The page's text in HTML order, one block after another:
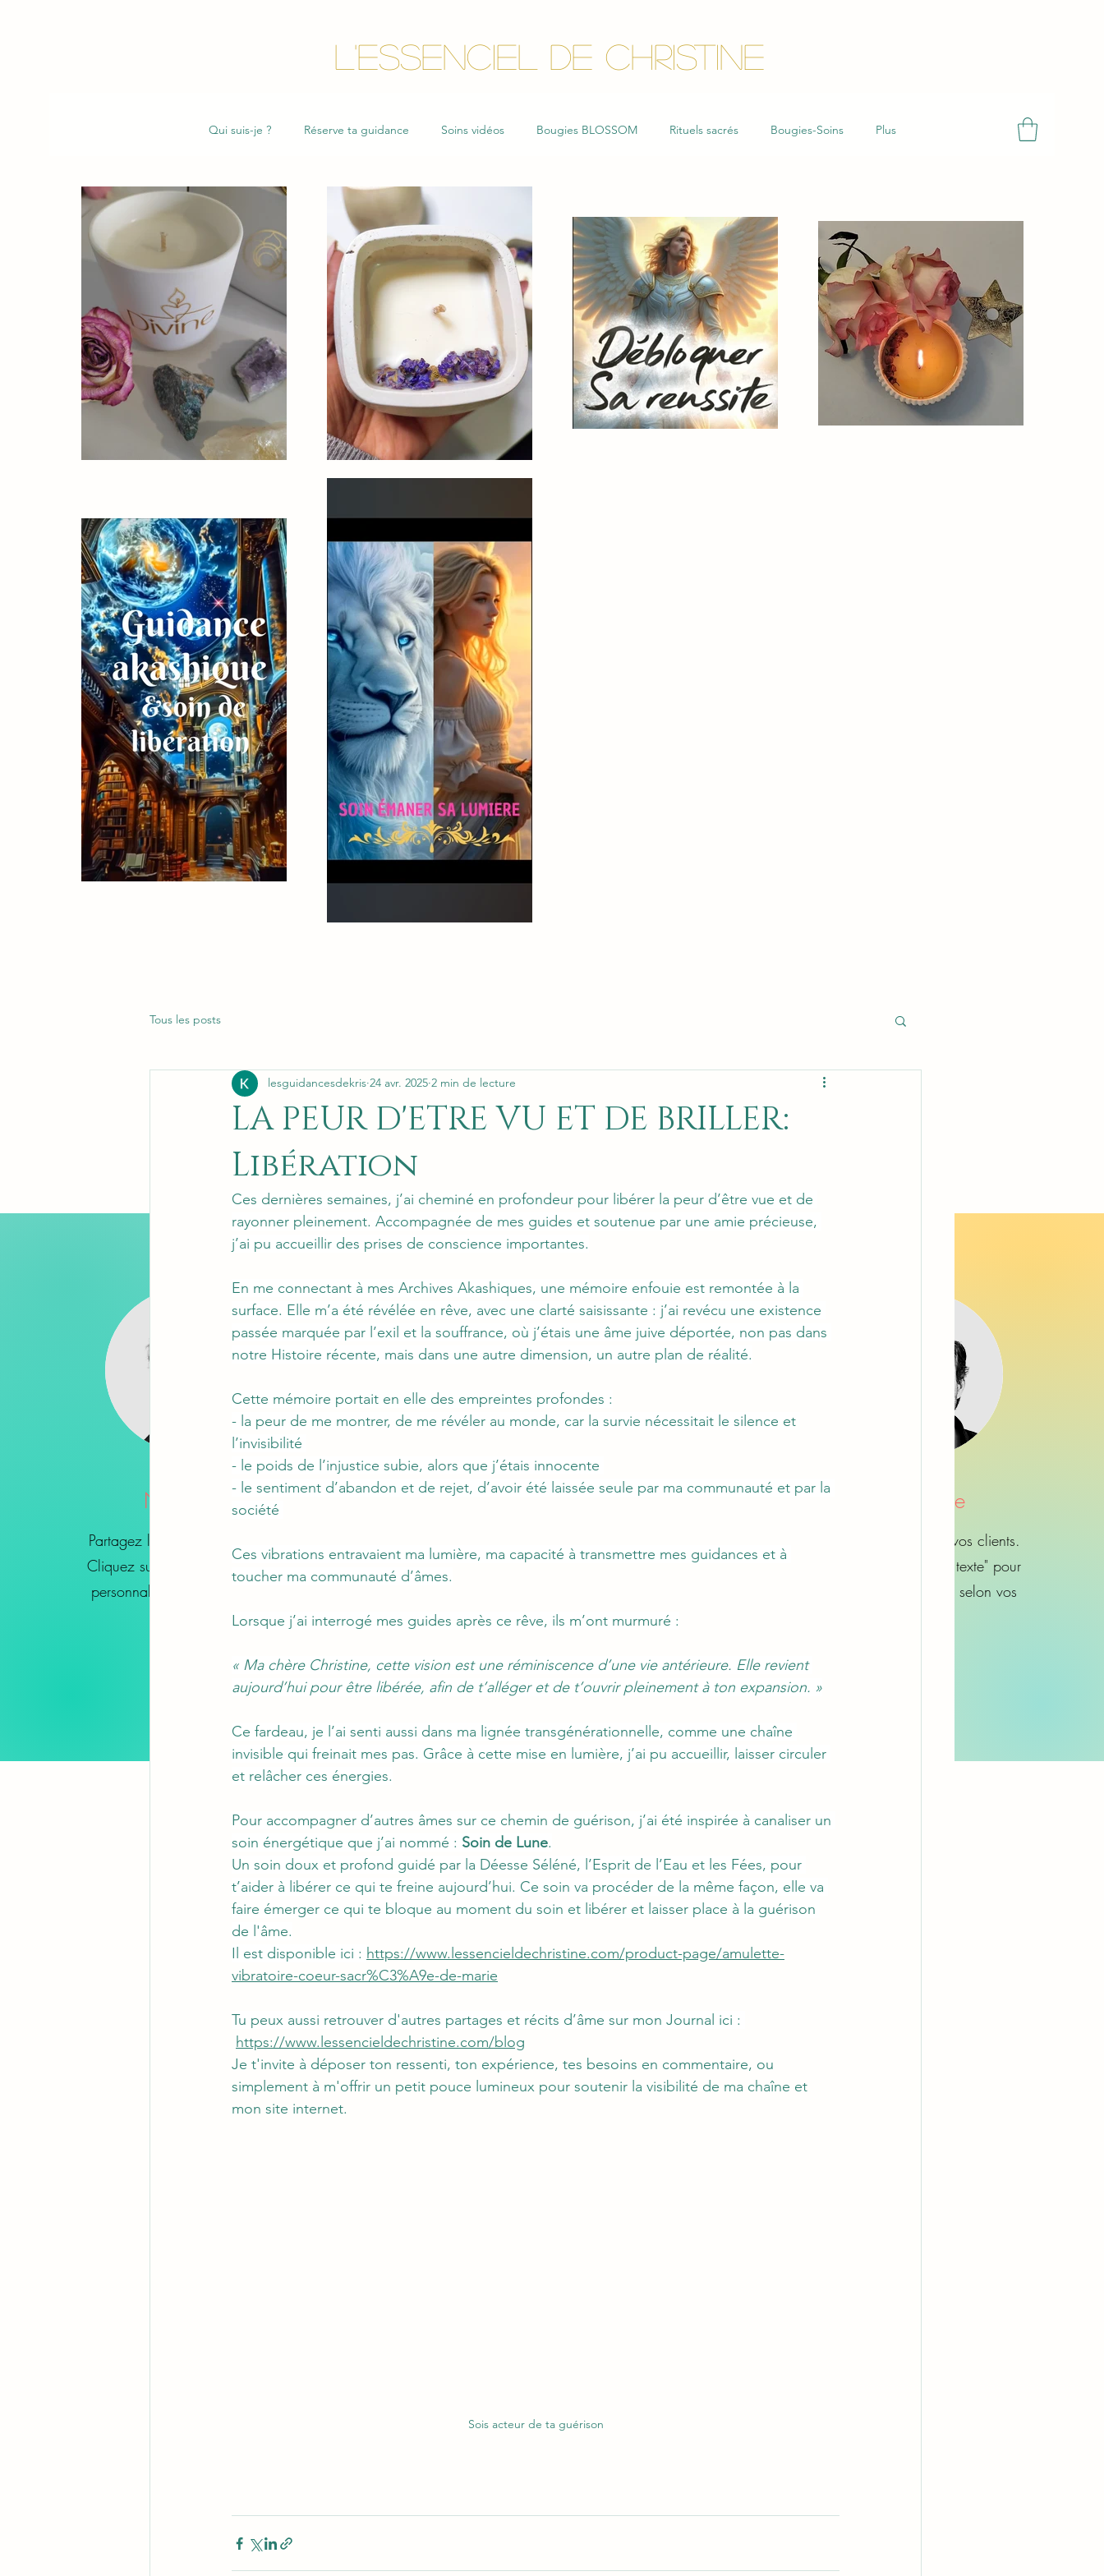
l'essenCIEL DE CHRISTINE
Qui suis-je ? Réserve ta guidance Soins vidéos Bougies BLOSSOM Rituels sacrés Bougies-Soins Plus
Nom, titre
Partagez les avis de vos clients.
Cliquez sur "Modifier texte" pour
personnaliser le texte selon vos
Nom, titre
Cliquez sur "Modifier texte" pour
envies.
Nom, titre
Partagez les avis de vos clients.
Cliquez sur "Modifier texte" pour
personnaliser le texte selon vos
Tous les posts
LA PEUR D'ETRE VU ET DE BRILLER:
Libération
lesguidancesdekris 24 avr. 2025 2 min de lecture
Ces dernières semaines, j’ai cheminé en profondeur pour libérer la peur d’être vue et de
rayonner pleinement. Accompagnée de mes guides et soutenue par une amie précieuse,
j’ai pu accueillir des prises de conscience importantes.
En me connectant à mes Archives Akashiques, une mémoire enfouie est remontée à la
surface. Elle m’a été révélée en rêve, avec une clarté saisissante : j’ai revécu une existence
passée marquée par l’exil et la souffrance, où j’étais une âme juive déportée, non pas dans
notre Histoire récente, mais dans une autre dimension, un autre plan de réalité.
Cette mémoire portait en elle des empreintes profondes :
- la peur de me montrer, de me révéler au monde, car la survie nécessitait le silence et
l’invisibilité
- le poids de l’injustice subie, alors que j’étais innocente
- le sentiment d’abandon et de rejet, d’avoir été laissée seule par ma communauté et par la
société
Ces vibrations entravaient ma lumière, ma capacité à transmettre mes guidances et à
toucher ma communauté d’âmes.
Lorsque j’ai interrogé mes guides après ce rêve, ils m’ont murmuré :
« Ma chère Christine, cette vision est une réminiscence d’une vie antérieure. Elle revient
aujourd’hui pour être libérée, afin de t’alléger et de t’ouvrir pleinement à ton expansion. »
Ce fardeau, je l’ai senti aussi dans ma lignée transgénérationnelle, comme une chaîne
invisible qui freinait mes pas. Grâce à cette mise en lumière, j’ai pu accueillir, laisser circuler
et relâcher ces énergies.
Pour accompagner d’autres âmes sur ce chemin de guérison, j’ai été inspirée à canaliser un
soin énergétique que j’ai nommé : Soin de Lune.
Un soin doux et profond guidé par la Déesse Séléné, l’Esprit de l’Eau et les Fées, pour
t’aider à libérer ce qui te freine aujourd’hui. Ce soin va procéder de la même façon, elle va
faire émerger ce qui te bloque au moment du soin et libérer et laisser place à la guérison
de l'âme.
Il est disponible ici : https://www.lessencieldechristine.com/product-page/amulette-
vibratoire-coeur-sacr%C3%A9e-de-marie
Tu peux aussi retrouver d'autres partages et récits d’âme sur mon Journal ici :
https://www.lessencieldechristine.com/blog
Je t'invite à déposer ton ressenti, ton expérience, tes besoins en commentaire, ou
simplement à m'offrir un petit pouce lumineux pour soutenir la visibilité de ma chaîne et
mon site internet.
Sois acteur de ta guérison